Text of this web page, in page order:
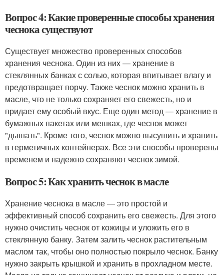
Вопрос 4: Какие проверенные способы хранения
чеснока существуют
Существует множество проверенных способов
хранения чеснока. Один из них — хранение в
стеклянных банках с солью, которая впитывает влагу и
предотвращает порчу. Также чеснок можно хранить в
масле, что не только сохраняет его свежесть, но и
придает ему особый вкус. Еще один метод — хранение в
бумажных пакетах или мешках, где чеснок может
"дышать". Кроме того, чеснок можно высушить и хранить
в герметичных контейнерах. Все эти способы проверены
временем и надежно сохраняют чеснок зимой.
Вопрос 5: Как хранить чеснок в масле
Хранение чеснока в масле — это простой и
эффективный способ сохранить его свежесть. Для этого
нужно очистить чеснок от кожицы и уложить его в
стеклянную банку. Затем залить чеснок растительным
маслом так, чтобы оно полностью покрыло чеснок. Банку
нужно закрыть крышкой и хранить в прохладном месте.